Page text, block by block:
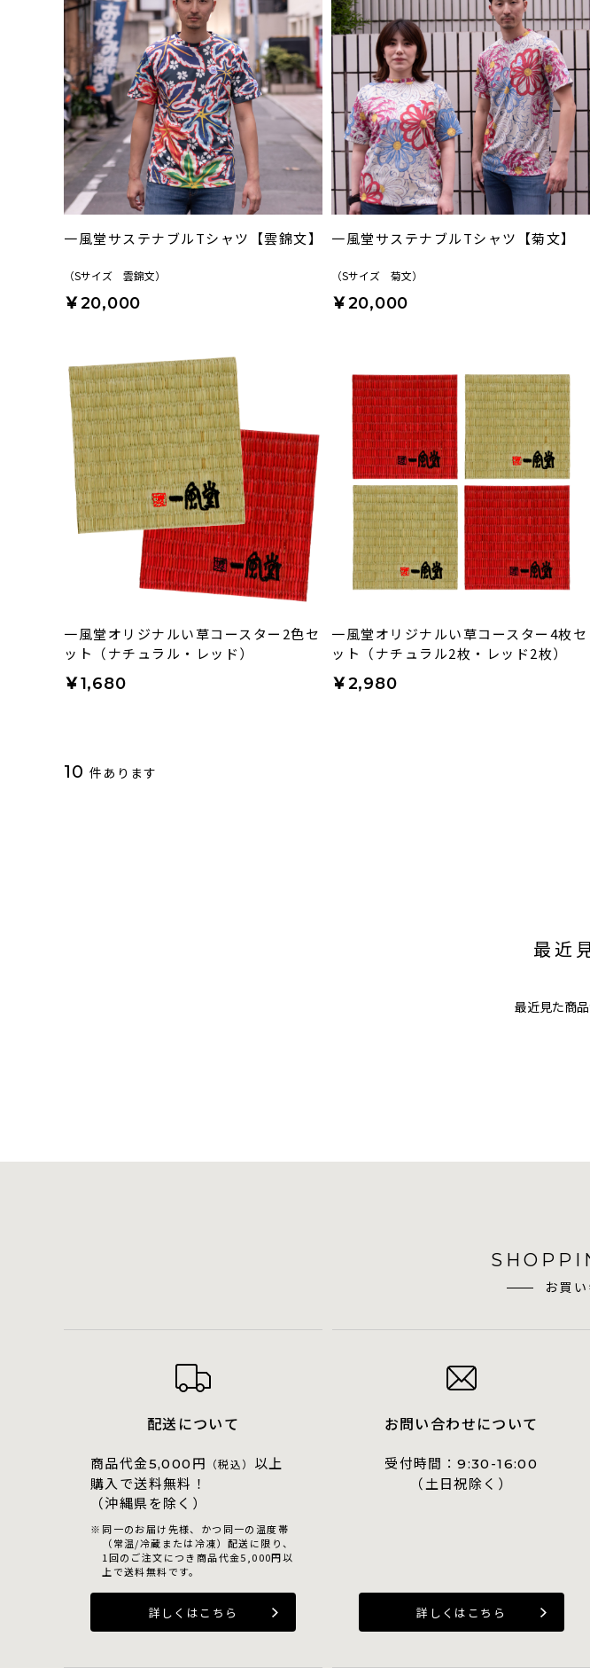
一風堂サステナブルTシャツ【雲錦文】
（Sサイズ 雲錦文）
￥20,000
一風堂サステナブルTシャツ【菊文】
（Sサイズ 菊文）
￥20,000
一風堂オリジナルい草コースター2色セ
ット（ナチュラル・レッド）
￥1,680
一風堂オリジナルい草コースター4枚セ
ット（ナチュラル2枚・レッド2枚）
￥2,980
10 件あります
最近
最近見た商品
お買
配送について
商品代金5,000 円 （税込） 以上
購入で送料無料！
（沖縄県を除く）
同一のお届け先様、かつ同一の温度帯
（常温/冷蔵または冷凍）配送に限り、
1回のご注文につき商品代金5,000円以
上で送料無料です。
詳しくはこちら
お問い合わせについて
受付時間：9:30-16:00
（土日祝除く）
詳しくはこちら